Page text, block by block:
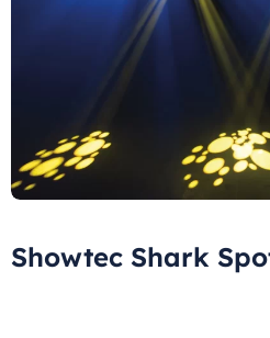
Showtec Shark